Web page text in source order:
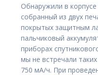
Обнаружили в
собранный из двух
покрытых защитным
пальчиковый
приборах
мы не встречали
750 мА/ч. При